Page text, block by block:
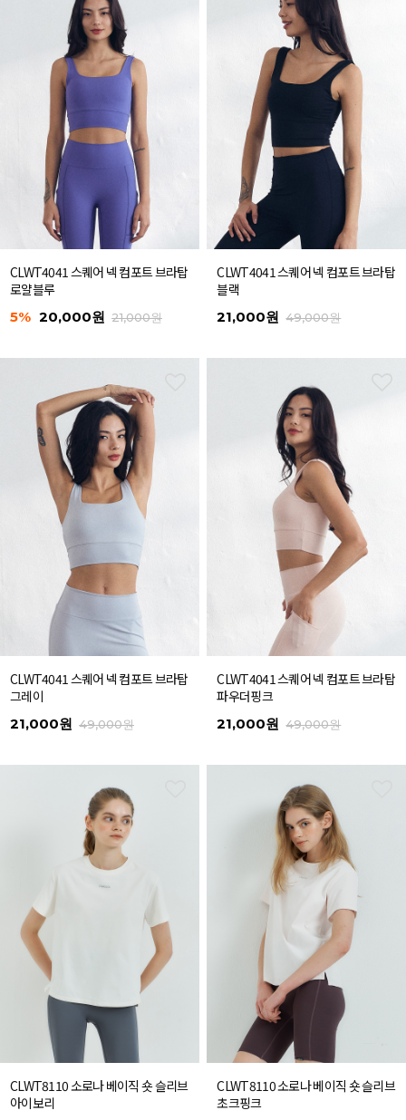
CLWT4041 스퀘어 넥 컴포트 브라탑
로얄블루
5% 20,000원 21,000원
CLWT4041 스퀘어 넥 컴포트 브라탑
블랙
21,000원 49,000원
CLWT4041 스퀘어 넥 컴포트 브라탑
그레이
21,000원 49,000원
CLWT4041 스퀘어 넥 컴포트 브라탑
파우더핑크
21,000원 49,000원
CLWT8110 소로나 베이직 숏 슬리브
아이보리
CLWT8110 소로나 베이직 숏 슬리브
초크핑크